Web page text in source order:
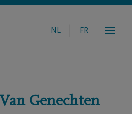
NL FR
Van Genechten